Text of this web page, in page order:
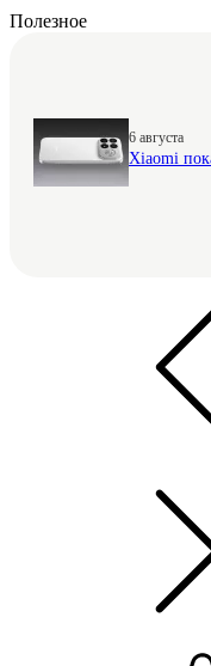
Полезное
6 августа
Xiaomi